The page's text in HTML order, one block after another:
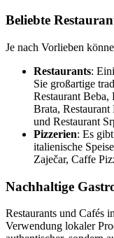
Beliebte
Je nach Vorlieben
Restaurants:
Sie großartige
Restaurant Beba,
Brata,
und Restaurant
Pizzerien: Es
italienische
Zaječar, Caffe
Nachhaltige
Restaurants und Cafés
Verwendung lokaler